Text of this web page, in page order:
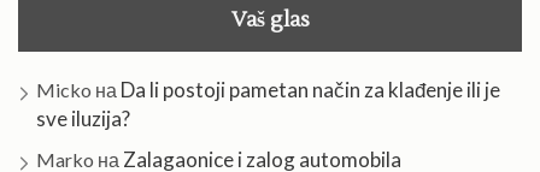
Vaš glas
Micko на Da li postoji pametan način za klađenje ili je
sve iluzija?
Marko на Zalagaonice i zalog automobila